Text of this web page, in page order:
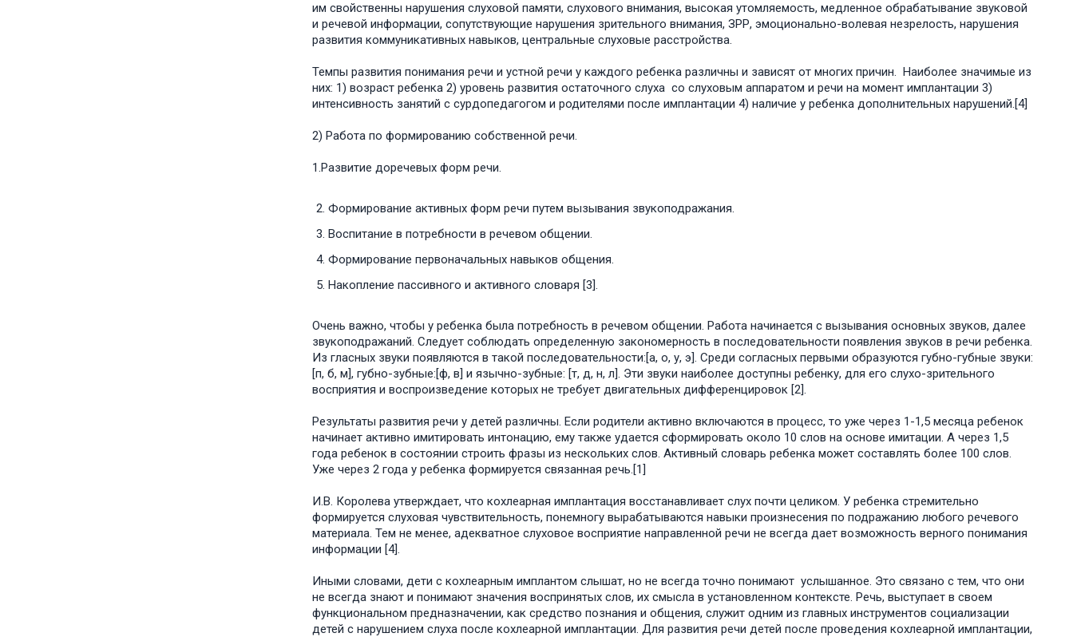
им свойственны нарушения слуховой памяти, слухового внимания, высокая утомляемость, медленное обрабатывание звуковой
и речевой информации, сопутствующие нарушения зрительного внимания, ЗРР, эмоционально-волевая незрелость, нарушения
развития коммуникативных навыков, центральные слуховые расстройства.
Темпы развития понимания речи и устной речи у каждого ребенка различны и зависят от многих причин. Наиболее значимые из
них: 1) возраст ребенка 2) уровень развития остаточного слуха со слуховым аппаратом и речи на момент имплантации 3)
интенсивность занятий с сурдопедагогом и родителями после имплантации 4) наличие у ребенка дополнительных нарушений.[4]
2) Работа по формированию собственной речи.
1.Развитие доречевых форм речи.
Формирование активных форм речи путем вызывания звукоподражания.
Воспитание в потребности в речевом общении.
Формирование первоначальных навыков общения.
Накопление пассивного и активного словаря [3].
Очень важно, чтобы у ребенка была потребность в речевом общении. Работа начинается с вызывания основных звуков, далее
звукоподражаний. Следует соблюдать определенную закономерность в последовательности появления звуков в речи ребенка.
Из гласных звуки появляются в такой последовательности:[а, о, у, э]. Среди согласных первыми образуются губно-губные звуки:
[п, б, м], губно-зубные:[ф, в] и язычно-зубные: [т, д, н, л]. Эти звуки наиболее доступны ребенку, для его слухо-зрительного
восприятия и воспроизведение которых не требует двигательных дифференцировок [2].
Результаты развития речи у детей различны. Если родители активно включаются в процесс, то уже через 1-1,5 месяца ребенок
начинает активно имитировать интонацию, ему также удается сформировать около 10 слов на основе имитации. А через 1,5
года ребенок в состоянии строить фразы из нескольких слов. Активный словарь ребенка может составлять более 100 слов.
Уже через 2 года у ребенка формируется связанная речь.[1]
И.В. Королева утверждает, что кохлеарная имплантация восстанавливает слух почти целиком. У ребенка стремительно
формируется слуховая чувствительность, понемногу вырабатываются навыки произнесения по подражанию любого речевого
материала. Тем не менее, адекватное слуховое восприятие направленной речи не всегда дает возможность верного понимания
информации [4].
Иными словами, дети с кохлеарным имплантом слышат, но не всегда точно понимают услышанное. Это связано с тем, что они
не всегда знают и понимают значения воспринятых слов, их смысла в установленном контексте. Речь, выступает в своем
функциональном предназначении, как средство познания и общения, служит одним из главных инструментов социализации
детей с нарушением слуха после кохлеарной имплантации. Для развития речи детей после проведения кохлеарной имплантации,